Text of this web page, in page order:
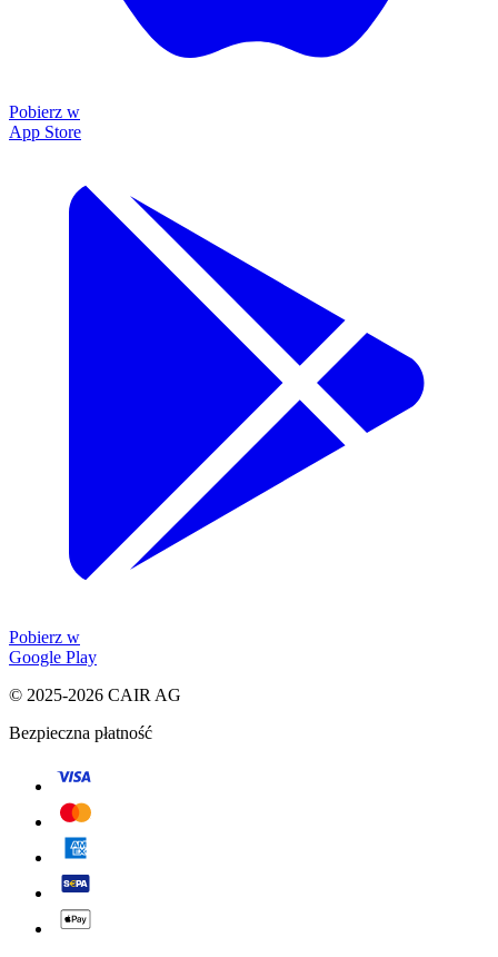
Pobierz w
App Store
Pobierz w
Google Play
© 2025-2026 CAIR AG
Bezpieczna płatność